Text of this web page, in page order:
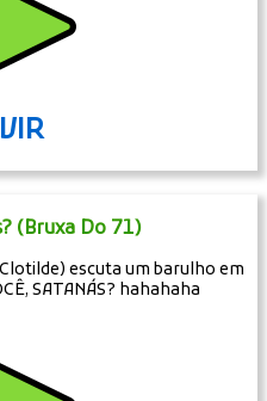
(Bruxa Do 71)
escuta um barulho em
SATANÁS? hahahaha